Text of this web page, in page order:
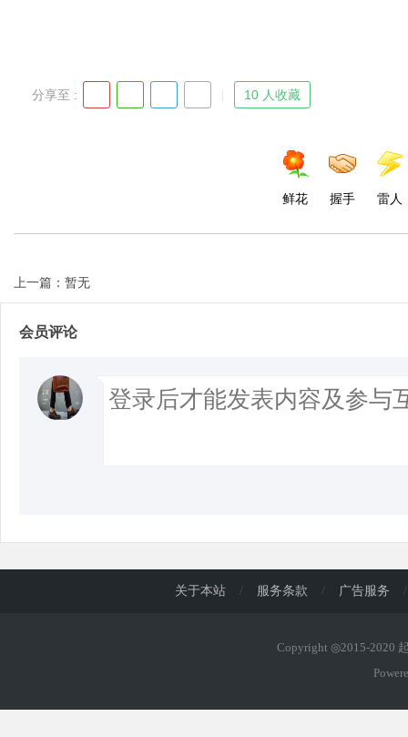
分享至 : 10 人收藏
鲜花 握手 雷人
上一篇：暂无
会员评论
关于本站 / 服务条款 / 广告服务 /
Copyright ◎2015-2020